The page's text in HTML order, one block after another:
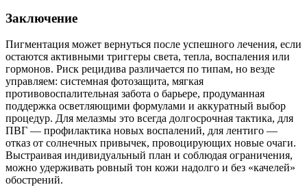
Заключение
Пигментация может вернуться после успешного лечения, если
остаются активными триггеры света, тепла, воспаления или
гормонов. Риск рецидива различается по типам, но везде
управляем: системная фотозащита, мягкая
противовоспалительная забота о барьере, продуманная
поддержка осветляющими формулами и аккуратный выбор
процедур. Для мелазмы это всегда долгосрочная тактика, для
ПВГ — профилактика новых воспалений, для лентиго —
отказ от солнечных привычек, провоцирующих новые очаги.
Выстраивая индивидуальный план и соблюдая ограничения,
можно удерживать ровный тон кожи надолго и без «качелей»
обострений.